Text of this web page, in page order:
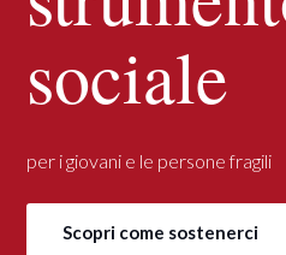
sociale
per i giovani e le persone fragili
Scopri come sostenerci